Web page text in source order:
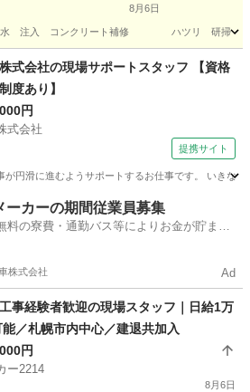
8月6日
水 注入 コンクリート補修 ハツリ
駅 その他 北海道 札幌市
式会社の現場サポートスタッフ 【資格
度あり】
円
式会社
提携サイト
円滑に進むようサポートするお仕事です。 いきな
ーカーの期間従業員募集
料の寮費・通勤バス等によりお金が貯まり
株式会社 Ad
事経験者歓迎の現場スタッフ｜日給1万
／札幌市内中心／建退共加入
円
ー2214
8月6日